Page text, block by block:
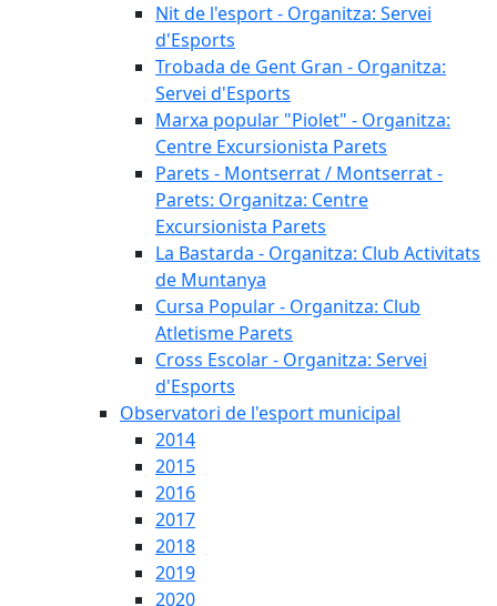
Nit de l'esport - Organitza: Servei
d'Esports
Trobada de Gent Gran - Organitza:
Servei d'Esports
Marxa popular "Piolet" - Organitza:
Centre Excursionista Parets
Parets - Montserrat / Montserrat -
Parets: Organitza: Centre
Excursionista Parets
La Bastarda - Organitza: Club Activitats
de Muntanya
Cursa Popular - Organitza: Club
Atletisme Parets
Cross Escolar - Organitza: Servei
d'Esports
Observatori de l'esport municipal
2014
2015
2016
2017
2018
2019
2020